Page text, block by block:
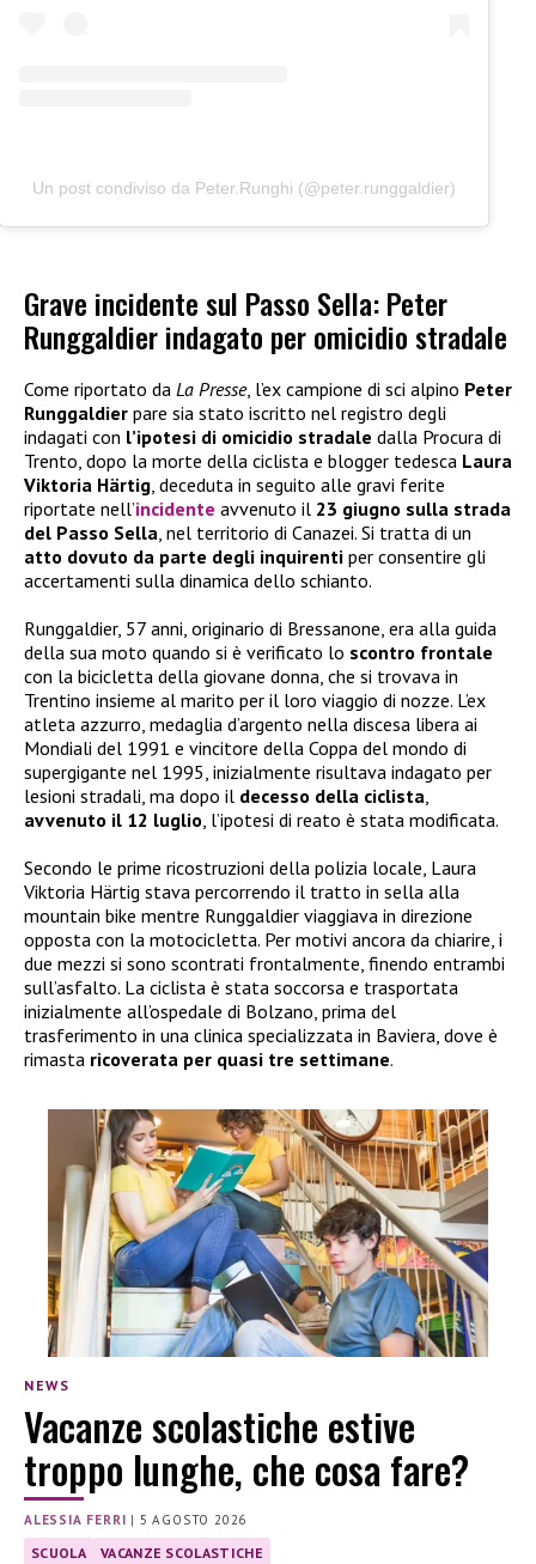
Un post condiviso da Peter.Runghi (@peter.runggaldier)
Grave incidente sul Passo Sella: Peter
Runggaldier indagato per omicidio stradale
Come riportato da La Presse, l’ex campione di sci alpino Peter
Runggaldier pare sia stato iscritto nel registro degli
indagati con l’ipotesi di omicidio stradale dalla Procura di
Trento, dopo la morte della ciclista e blogger tedesca Laura
Viktoria Härtig, deceduta in seguito alle gravi ferite
riportate nell’incidente avvenuto il 23 giugno sulla strada
del Passo Sella, nel territorio di Canazei. Si tratta di un
atto dovuto da parte degli inquirenti per consentire gli
accertamenti sulla dinamica dello schianto.
Runggaldier, 57 anni, originario di Bressanone, era alla guida
della sua moto quando si è verificato lo scontro frontale
con la bicicletta della giovane donna, che si trovava in
Trentino insieme al marito per il loro viaggio di nozze. L’ex
atleta azzurro, medaglia d’argento nella discesa libera ai
Mondiali del 1991 e vincitore della Coppa del mondo di
supergigante nel 1995, inizialmente risultava indagato per
lesioni stradali, ma dopo il decesso della ciclista,
avvenuto il 12 luglio, l’ipotesi di reato è stata modificata.
Secondo le prime ricostruzioni della polizia locale, Laura
Viktoria Härtig stava percorrendo il tratto in sella alla
mountain bike mentre Runggaldier viaggiava in direzione
opposta con la motocicletta. Per motivi ancora da chiarire, i
due mezzi si sono scontrati frontalmente, finendo entrambi
sull’asfalto. La ciclista è stata soccorsa e trasportata
inizialmente all’ospedale di Bolzano, prima del
trasferimento in una clinica specializzata in Baviera, dove è
rimasta ricoverata per quasi tre settimane.
NEWS
Vacanze scolastiche estive
troppo lunghe, che cosa fare?
ALESSIA FERRI | 5 AGOSTO 2026
SCUOLA VACANZE SCOLASTICHE